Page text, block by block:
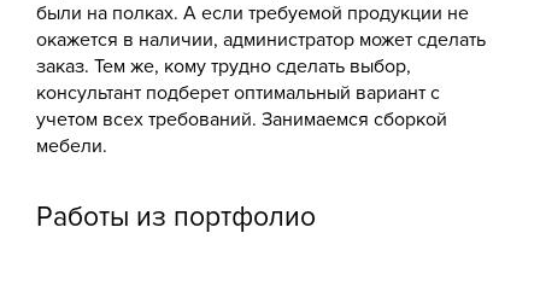
были на полках. А если требуемой продукции не
окажется в наличии, администратор может сделать
заказ. Тем же, кому трудно сделать выбор,
консультант подберет оптимальный вариант с
учетом всех требований. Занимаемся сборкой
мебели.
Работы из портфолио